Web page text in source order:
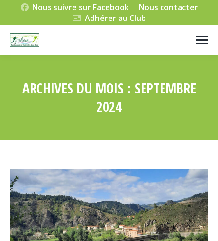
Nous suivre sur Facebook
Nous contacter
Adhérer au Club
ARCHIVES DU MOIS : SEPTEMBRE
2024